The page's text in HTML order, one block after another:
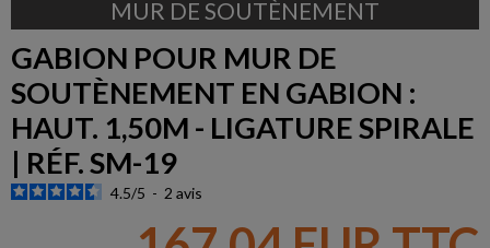
MUR DE SOUTÈNEMENT
GABION POUR MUR DE
SOUTÈNEMENT EN GABION :
HAUT. 1,50M - LIGATURE SPIRALE
| RÉF. SM-19
4.5/5 - 2 avis